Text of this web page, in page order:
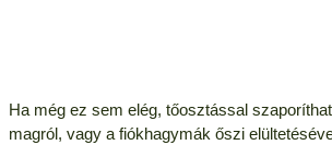
Ha még ez sem elég, tőosztással
magról, vagy a fiókhagymák őszi